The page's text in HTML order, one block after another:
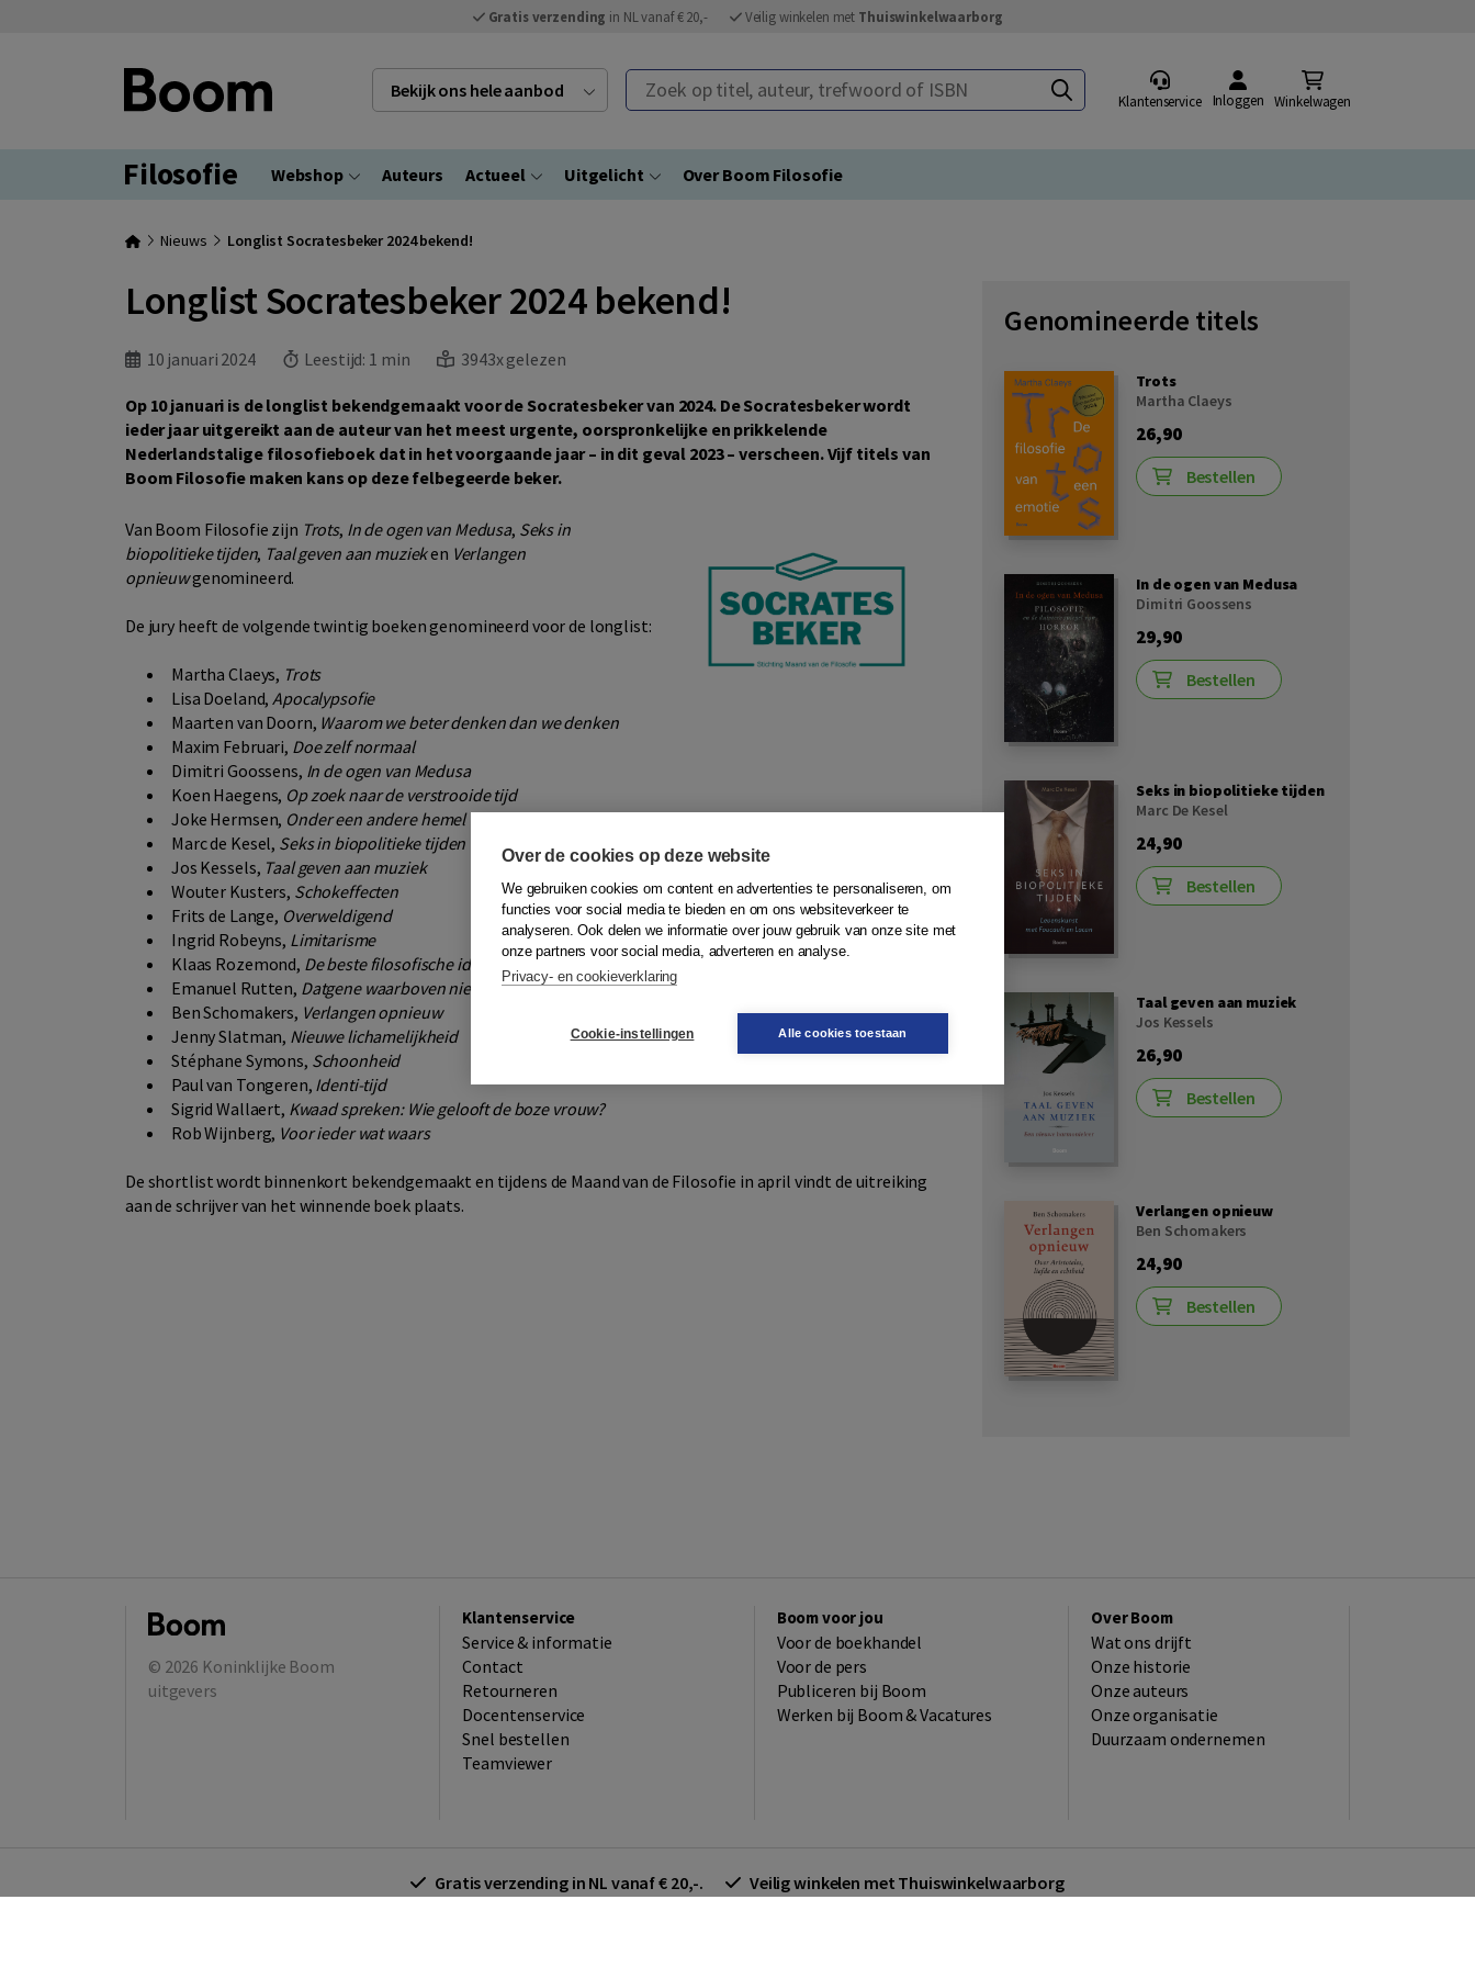
Gratis verzending in NL vanaf € 20,- Veilig winkelen met Thuiswinkelwaarborg
Bekijk ons hele aanbod Zoek op titel, auteur, trefwoord of ISBN
Klantenservice Inloggen Winkelwagen
Filosofie Webshop Auteurs Actueel Uitgelicht Over Boom Filosofie
Nieuws Longlist Socratesbeker 2024 bekend!
Longlist Socratesbeker 2024 bekend!
10 januari 2024 Leestijd: 1 min 3943x gelezen
Op 10 januari is de longlist bekendgemaakt voor de Socratesbeker van 2024. De Socratesbeker wordt
ieder jaar uitgereikt aan de auteur van het meest urgente, oorspronkelijke en prikkelende
Nederlandstalige filosofieboek dat in het voorgaande jaar – in dit geval 2023 – verscheen. Vijf titels van
Boom Filosofie maken kans op deze felbegeerde beker.
Van Boom Filosofie zijn Trots, In de ogen van Medusa, Seks in
biopolitieke tijden, Taal geven aan muzieken Verlangen
opnieuwgenomineerd.
De jury heeft de volgende twintig boeken genomineerd voor de longlist:
Martha Claeys, Trots
Lisa Doeland,Apocalypsofie
Maarten van Doorn, Waarom we beter denken dan we denken
Maxim Februari, Doe zelf normaal
Dimitri Goossens, In de ogen van Medusa
Koen Haegens, Op zoek naar de verstrooide tijd
Joke Hermsen, Onder een andere hemel
Marc de Kesel, Seks in biopolitieke tijden
Jos Kessels, Taal geven aan muziek
Wouter Kusters, Schokeffecten
Frits de Lange, Overweldigend
Ingrid Robeyns, Limitarisme
Klaas Rozemond, De beste filosofische ideeën om je moraal te verbeteren
Emanuel Rutten, Datgene waarboven niets anders gedacht kan worden
Ben Schomakers, Verlangen opnieuw
Jenny Slatman, Nieuwe lichamelijkheid
Stéphane Symons, Schoonheid
Paul van Tongeren, Identi-tijd
Sigrid Wallaert, Kwaad spreken: Wie gelooft de boze vrouw?
Rob Wijnberg, Voor ieder wat waars
De shortlist wordt binnenkort bekendgemaakt en tijdens de Maand van de Filosofie in april vindt de uitreiking
aan de schrijver van het winnende boek plaats.
Genomineerde titels
Trots
Martha Claeys
26,90
Bestellen
In de ogen van Medusa
Dimitri Goossens
29,90
Bestellen
Seks in biopolitieke tijden
Marc De Kesel
24,90
Bestellen
Taal geven aan muziek
Jos Kessels
26,90
Bestellen
Verlangen opnieuw
Ben Schomakers
24,90
Bestellen
© 2026 Koninklijke Boom
uitgevers
Klantenservice
Service & informatie
Contact
Retourneren
Docentenservice
Snel bestellen
Teamviewer
Boom voor jou
Voor de boekhandel
Voor de pers
Publiceren bij Boom
Werken bij Boom & Vacatures
Over Boom
Wat ons drijft
Onze historie
Onze auteurs
Onze organisatie
Duurzaam ondernemen
Gratis verzending in NL vanaf € 20,-. Veilig winkelen met Thuiswinkelwaarborg
Over de cookies op deze website
We gebruiken cookies om content en advertenties te personaliseren, om
functies voor social media te bieden en om ons websiteverkeer te
analyseren. Ook delen we informatie over jouw gebruik van onze site met
onze partners voor social media, adverteren en analyse.
Privacy- en cookieverklaring
Cookie-instellingen Alle cookies toestaan